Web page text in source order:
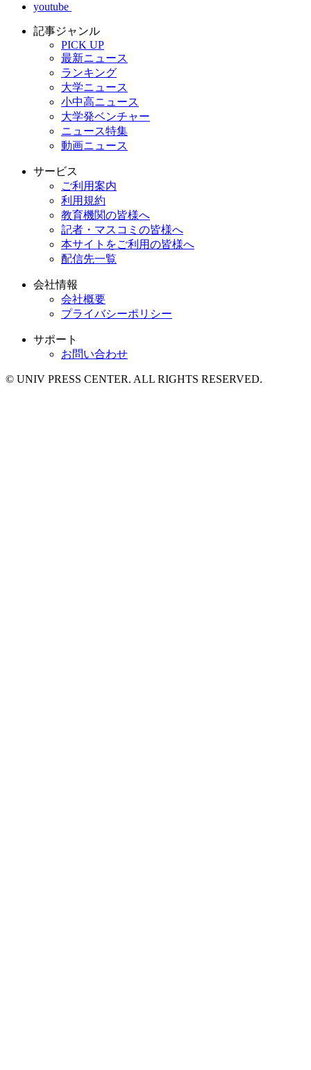
youtube
記事ジャンル
PICK UP
最新ニュース
ランキング
大学ニュース
小中高ニュース
大学発ベンチャー
ニュース特集
動画ニュース
サービス
ご利用案内
利用規約
教育機関の皆様へ
記者・マスコミの皆様へ
本サイトをご利用の皆様へ
配信先一覧
会社情報
会社概要
プライバシーポリシー
サポート
お問い合わせ
© UNIV PRESS CENTER. ALL RIGHTS RESERVED.